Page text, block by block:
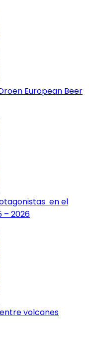
European Beer
en el
– 2026
volcanes